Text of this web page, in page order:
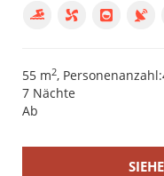
55 m2,
7 Nächte
Ab